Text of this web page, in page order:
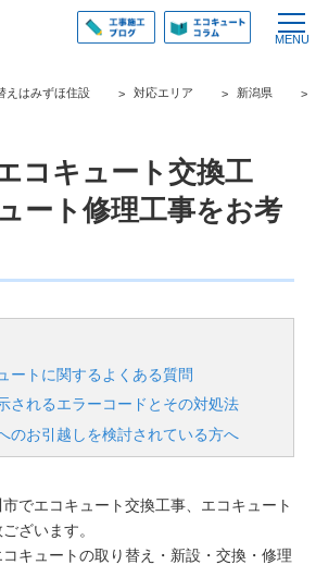
えはみずほ住設 対応エリア
新潟県
コキュート交換工
ート修理工事をお考
ートに関するよくある質問
されるエラーコードとその対処法
のお引越しを検討されている方へ
でエコキュート交換工事、エコキュート
ざいます。
キュートの取り替え・新設・交換・修理